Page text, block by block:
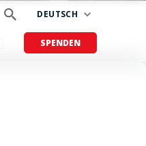
DEUTSCH
SPENDEN